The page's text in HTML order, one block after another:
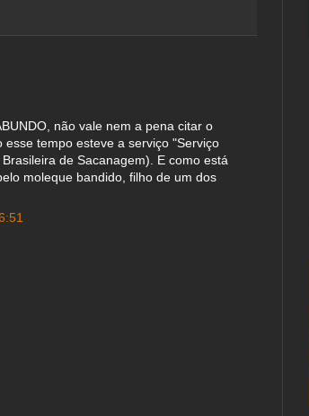
não vale nem a pena citar o
esse tempo esteve a serviço "Serviço
de Sacanagem). E como está
moleque bandido, filho de um dos